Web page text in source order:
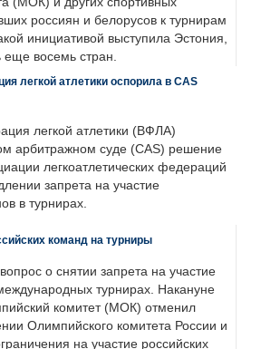
россиян и белорусов к турнирам
инициативой выступила Эстония,
еще восемь стран.
легкой атлетики оспорила в CAS
легкой атлетики (ВФЛА)
арбитражном суде (CAS) решение
легкоатлетических федераций
запрета на участие
в турнирах.
команд на турниры
о снятии запрета на участие
турнирах. Накануне
комитет (МОК) отменил
Олимпийского комитета России и
на участие российских